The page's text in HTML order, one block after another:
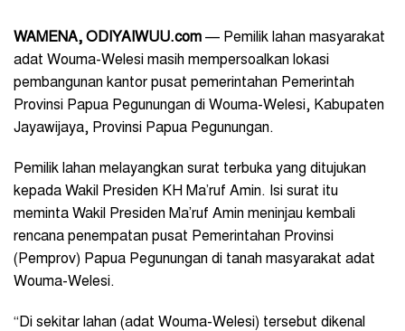
WAMENA, ODIYAIWUU.com — Pemilik lahan masyarakat
adat Wouma-Welesi masih mempersoalkan lokasi
pembangunan kantor pusat pemerintahan Pemerintah
Provinsi Papua Pegunungan di Wouma-Welesi, Kabupaten
Jayawijaya, Provinsi Papua Pegunungan.
Pemilik lahan melayangkan surat terbuka yang ditujukan
kepada Wakil Presiden KH Ma’ruf Amin. Isi surat itu
meminta Wakil Presiden Ma’ruf Amin meninjau kembali
rencana penempatan pusat Pemerintahan Provinsi
(Pemprov) Papua Pegunungan di tanah masyarakat adat
Wouma-Welesi.
“Di sekitar lahan (adat Wouma-Welesi) tersebut dikenal